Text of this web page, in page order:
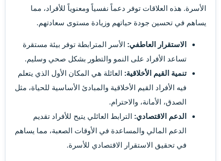
الأسرة. هذه العلاقات توفر دعماً نفسياً ومعنوياً للأفراد، مما
يساهم في تحسين جودة حياتهم وزيادة مستوى سعادتهم.
الاستقرار العاطفي: الأسر المترابطة توفر بيئة مستقرة
تساعد الأفراد على النمو والتطور بشكل صحي وسليم.
تنمية القيم الأخلاقية: العائلة هي المكان الأول الذي يتعلم
فيه الأفراد القيم الأخلاقية والمبادئ الأساسية للحياة، مثل
الصدق، الأمانة، والاحترام.
الدعم الاقتصادي: الترابط العائلي يتيح للأفراد تقديم
الدعم المالي والمساعدة في الأوقات الصعبة، مما يساهم
في تحقيق الاستقرار الاقتصادي للأسرة.